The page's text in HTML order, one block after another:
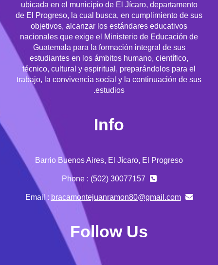
ubicada en el municipio de El Jícaro, departamento
de El Progreso, la cual busca, en cumplimiento de sus
objetivos, alcanzar los estándares educativos
nacionales que exige el Ministerio de Educación de
Guatemala para la formación integral de sus
estudiantes en los ámbitos humano, científico,
técnico, cultural y espiritual, preparándolos para el
trabajo, la convivencia social y la continuación de sus
estudios.
Info
Barrio Buenos Aires, El Jícaro, El Progreso
Email :
bracamontejuanramon80@gmail.com
Follow Us